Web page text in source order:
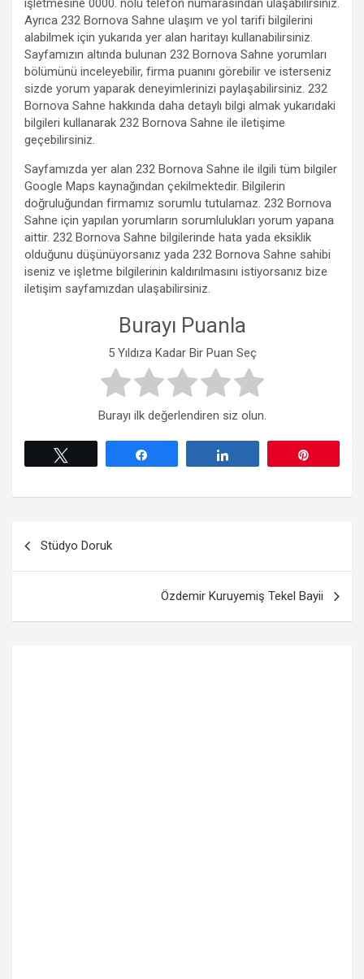
işletmesine 0000. nolu telefon numarasından ulaşabilirsiniz.
Ayrıca 232 Bornova Sahne ulaşım ve yol tarifi bilgilerini
alabilmek için yukarıda yer alan haritayı kullanabilirsiniz.
Sayfamızın altında bulunan 232 Bornova Sahne yorumları
bölümünü inceleyebilir, firma puanını görebilir ve isterseniz
sizde yorum yaparak deneyimlerinizi paylaşabilirsiniz. 232
Bornova Sahne hakkında daha detaylı bilgi almak yukarıdaki
bilgileri kullanarak 232 Bornova Sahne ile iletişime
geçebilirsiniz.
Sayfamızda yer alan 232 Bornova Sahne ile ilgili tüm bilgiler
Google Maps kaynağından çekilmektedir. Bilgilerin
doğruluğundan firmamız sorumlu tutulamaz. 232 Bornova
Sahne için yapılan yorumların sorumlulukları yorum yapana
aittir. 232 Bornova Sahne bilgilerinde hata yada eksiklik
olduğunu düşünüyorsanız yada 232 Bornova Sahne sahibi
iseniz ve işletme bilgilerinin kaldırılmasını istiyorsanız bize
iletişim sayfamızdan ulaşabilirsiniz.
Burayı Puanla
5 Yıldıza Kadar Bir Puan Seç
Burayı ilk değerlendiren siz olun.
gezinmesi
Stüdyo Doruk
Özdemir Kuruyemiş Tekel Bayii